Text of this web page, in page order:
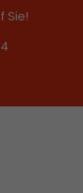
Sie!